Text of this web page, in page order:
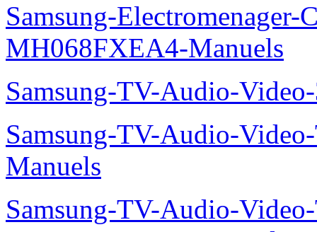
Samsung-Electromenager-
MH068FXEA4-Manuels
Samsung-TV-Audio-
Samsung-TV-Audio-
Manuels
Samsung-TV-Audio-